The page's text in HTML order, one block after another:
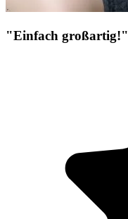
"Einfach großartig!"